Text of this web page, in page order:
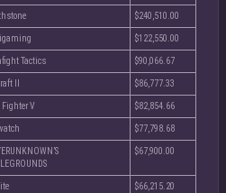
$240,510.00
$122,550.00
Tactics $90,066.67
II $86,777.33
Fighter V $82,854.66
$77,798.68
$67,900.00
$66,215.20